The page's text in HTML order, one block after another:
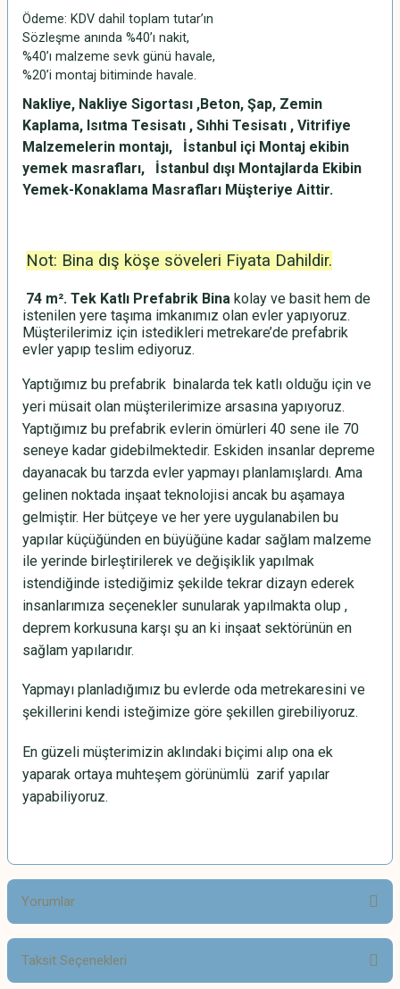
Ödeme: KDV dahil toplam tutar’ın
Sözleşme anında %40’ı nakit,
%40’ı malzeme sevk günü havale,
%20’i montaj bitiminde havale.
Nakliye, Nakliye Sigortası ,Beton, Şap, Zemin
Kaplama, Isıtma Tesisatı , Sıhhi Tesisatı , Vitrifiye
Malzemelerin montajı, İstanbul içi Montaj ekibin
yemek masrafları, İstanbul dışı Montajlarda Ekibin
Yemek-Konaklama Masrafları Müşteriye Aittir.
Not: Bina dış köşe söveleri Fiyata Dahildir.
74 m². Tek Katlı Prefabrik Bina kolay ve basit hem de
istenilen yere taşıma imkanımız olan evler yapıyoruz.
Müşterilerimiz için istedikleri metrekare’de prefabrik
evler yapıp teslim ediyoruz.
Yaptığımız bu prefabrik binalarda tek katlı olduğu için ve
yeri müsait olan müşterilerimize arsasına yapıyoruz.
Yaptığımız bu prefabrik evlerin ömürleri 40 sene ile 70
seneye kadar gidebilmektedir. Eskiden insanlar depreme
dayanacak bu tarzda evler yapmayı planlamışlardı. Ama
gelinen noktada inşaat teknolojisi ancak bu aşamaya
gelmiştir. Her bütçeye ve her yere uygulanabilen bu
yapılar küçüğünden en büyüğüne kadar sağlam malzeme
ile yerinde birleştirilerek ve değişiklik yapılmak
istendiğinde istediğimiz şekilde tekrar dizayn ederek
insanlarımıza seçenekler sunularak yapılmakta olup ,
deprem korkusuna karşı şu an ki inşaat sektörünün en
sağlam yapılarıdır.
Yapmayı planladığımız bu evlerde oda metrekaresini ve
şekillerini kendi isteğimize göre şekillen girebiliyoruz.
En güzeli müşterimizin aklındaki biçimi alıp ona ek
yaparak ortaya muhteşem görünümlü zarif yapılar
yapabiliyoruz.
Yorumlar
Bu ürüne ilk yorumu siz yapın!
Taksit Seçenekleri